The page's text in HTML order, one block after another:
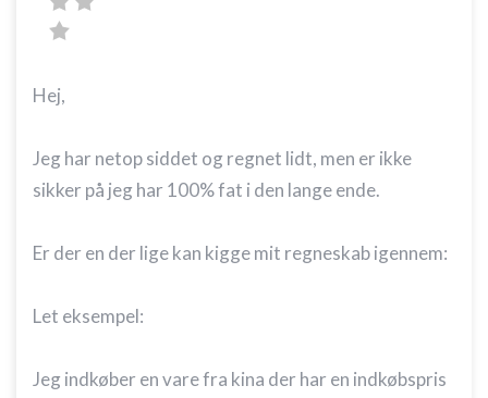
Hej,
Jeg har netop siddet og regnet lidt, men er ikke
sikker på jeg har 100% fat i den lange ende.
Er der en der lige kan kigge mit regneskab igennem:
Let eksempel:
Jeg indkøber en vare fra kina der har en indkøbspris